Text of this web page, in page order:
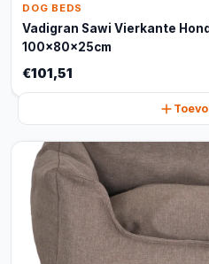
DOG BEDS
Vadigran Sawi Vierkante
100x80x25cm
€101,51